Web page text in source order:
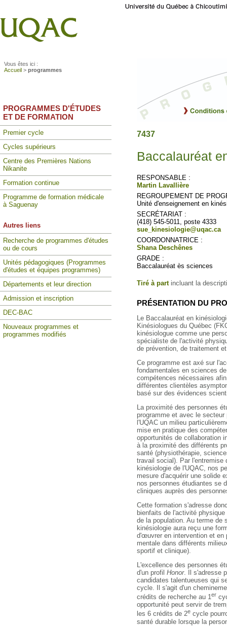
Vous êtes ici :
Accueil > programmes
PROGRAMMES D'ÉTUDES
ET DE FORMATION
Premier cycle
Cycles supérieurs
Centre des Premières Nations
Nikanite
Formation continue
Programme de formation médicale
à Saguenay
Autres liens
Recherche de programmes d'études
ou de cours
Unités pédagogiques (Programmes
d'études et équipes programmes)
Départements et leur direction
Admission et inscription
DEC-BAC
Nouveaux programmes et
programmes modifiés
7437
Baccalauréat
RESPONSABLE :
Martin Lavallière
REGROUPEMENT DE
Unité d'enseignement en
SECRÉTARIAT :
(418) 545-5011, poste 4333
sue_kinesiologie@uqac.ca
COORDONNATRICE :
Shana Deschênes
GRADE :
Baccalauréat ès sciences
Tiré à partincluant la
PRÉSENTATION DU
Le Baccalauréat en
Kinésiologues du Québec
kinésiologue comme une
spécialiste de l'activité
de prévention, de traitement
Ce programme est axé sur
fondamentales en sciences
compétences nécessaires
différentes clientèles
basé sur des évidences
La proximité des personnes
programme et avec le
l'UQAC un milieu
mise en pratique des
opportunités de collaboration
à la proximité des différents
santé (physiothérapie,
travail social). Par l'entremise
kinésiologie de l'UQAC, nos
mesure d'acquérir une solide
nos personnes étudiantes se
cliniques auprès des
Cette formation s'adresse
bienfaits de l'activité
de la population. Au terme de
kinésiologie aura reçu une
d'œuvrer en intervention et en
mentale dans différents
sportif et clinique).
L'excellence des personnes
d'un profil Honor. Il s'adresse
candidates talentueuses qui
cycle. Il s'agit d'un
crédits de recherche au 1er
opportunité peut servir de
les 6 crédits de 2e cycle
santé durable lorsque la